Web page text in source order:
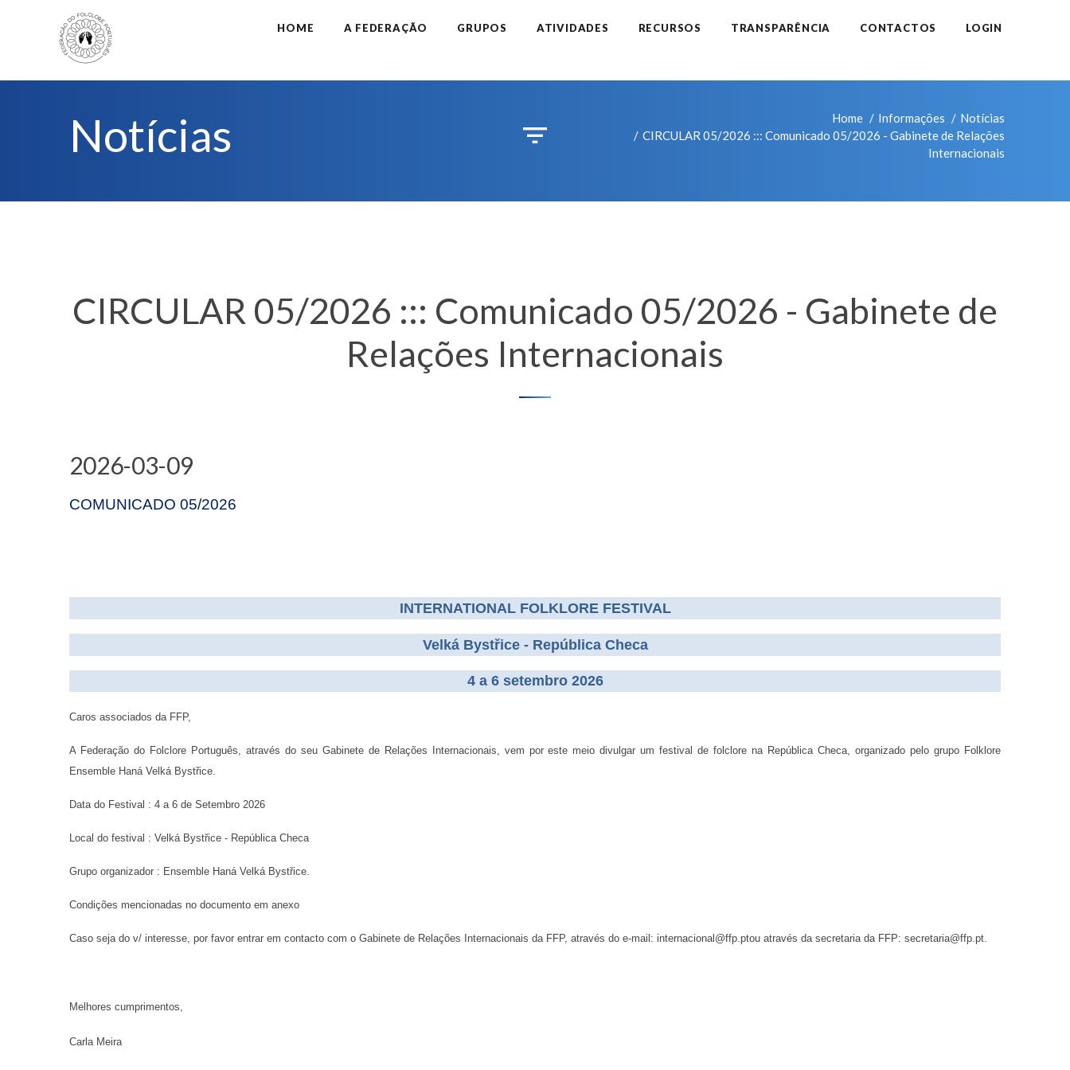
HOME A FEDERAÇÃO GRUPOS ATIVIDADES RECURSOS TRANSPARÊNCIA CONTACTOS LOGIN
Notícias Home Informações
Notícias
CIRCULAR 05/2026 ::: Comunicado 05/2026 - Gabinete de Relações
Internacionais
CIRCULAR 05/2026 ::: Comunicado 05/2026 - Gabinete de
Relações Internacionais
2026-03-09
COMUNICADO 05/2026
INTERNATIONAL FOLKLORE FESTIVAL
Velká Bystřice - República Checa
4 a 6 setembro 2026
Caros associados da FFP,
A Federação do Folclore Português, através do seu Gabinete de Relações Internacionais, vem por este meio divulgar um festival de folclore na República Checa, organizado pelo grupo Folklore
Ensemble Haná Velká Bystřice.
Data do Festival : 4 a 6 de Setembro 2026
Local do festival : Velká Bystřice - República Checa
Grupo organizador : Ensemble Haná Velká Bystřice.
Condições mencionadas no documento em anexo
Caso seja do v/ interesse, por favor entrar em contacto com o Gabinete de Relações Internacionais da FFP, através do e-mail: internacional@ffp.ptou através da secretaria da FFP: secretaria@ffp.pt.
Melhores cumprimentos,
Carla Meira